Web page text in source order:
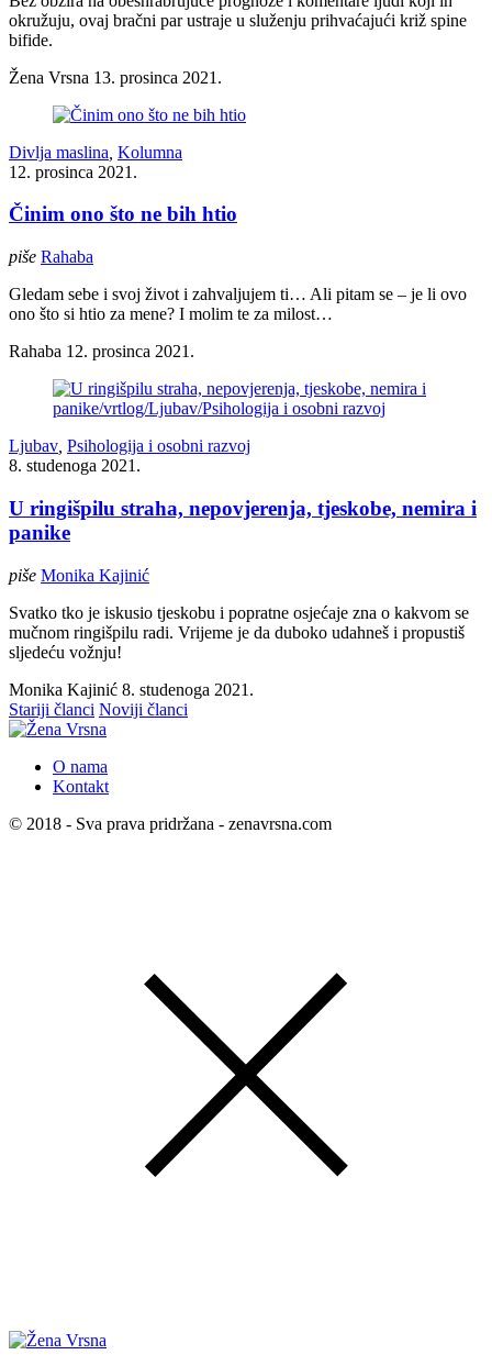
okružuju, ovaj bračni par ustraje u služenju prihvaćajući križ spine
bifide.
Žena Vrsna 13. prosinca 2021.
Divlja maslina Kolumna
12. prosinca 2021.
Činim ono što ne bih htio
piše Rahaba
Gledam sebe i svoj život i zahvaljujem ti… Ali pitam se – je li ovo
ono što si htio za mene? I molim te za milost…
Rahaba 12. prosinca 2021.
Ljubav Psihologija i osobni razvoj
8. studenoga 2021.
U ringišpilu straha, nepovjerenja, tjeskobe, nemira i
panike
piše Monika Kajinić
Svatko tko je iskusio tjeskobu i popratne osjećaje zna o kakvom se
mučnom ringišpilu radi. Vrijeme je da duboko udahneš i propustiš
sljedeću vožnju!
Monika Kajinić 8. studenoga 2021.
Stariji članci Noviji članci
O nama
Kontakt
© 2018 - Sva prava pridržana - zenavrsna.com